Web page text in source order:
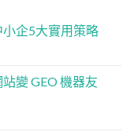
企5大實用策略
變 GEO 機器友